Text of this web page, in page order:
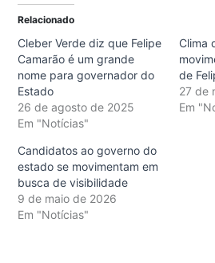
Relacionado
Cleber Verde diz que Felipe
Camarão é um grande
nome para governador do
Estado
26 de agosto de 2025
Em "Notícias"
Clima
de
27 de
Em
Candidatos ao governo do
estado se movimentam em
busca de visibilidade
9 de maio de 2026
Em "Notícias"